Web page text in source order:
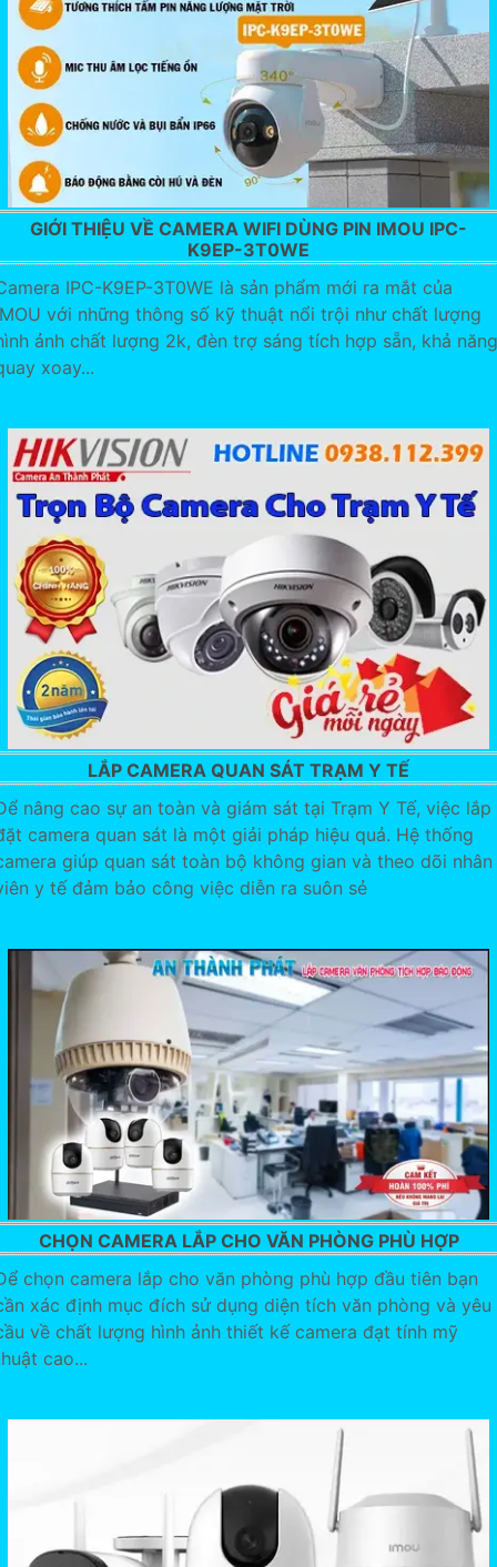
GIỚI THIỆU VỀ CAMERA WIFI DÙNG PIN IMOU IPC-
K9EP-3T0WE
IPC-K9EP-3T0WE là sản phẩm mới ra mắt của
với những thông số kỹ thuật nổi trội như chất lượng
ảnh chất lượng 2k, đèn trợ sáng tích hợp sẵn, khả năng
xoay...
LẮP CAMERA QUAN SÁT TRẠM Y TẾ
nâng cao sự an toàn và giám sát tại Trạm Y Tế, việc lắp
camera quan sát là một giải pháp hiệu quả. Hệ thống
giúp quan sát toàn bộ không gian và theo dõi nhân
y tế đảm bảo công việc diễn ra suôn sẻ
CHỌN CAMERA LẮP CHO VĂN PHÒNG PHÙ HỢP
chọn camera lắp cho văn phòng phù hợp đầu tiên bạn
xác định mục đích sử dụng diện tích văn phòng và yêu
về chất lượng hình ảnh thiết kế camera đạt tính mỹ
cao...